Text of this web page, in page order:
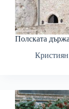
Полската